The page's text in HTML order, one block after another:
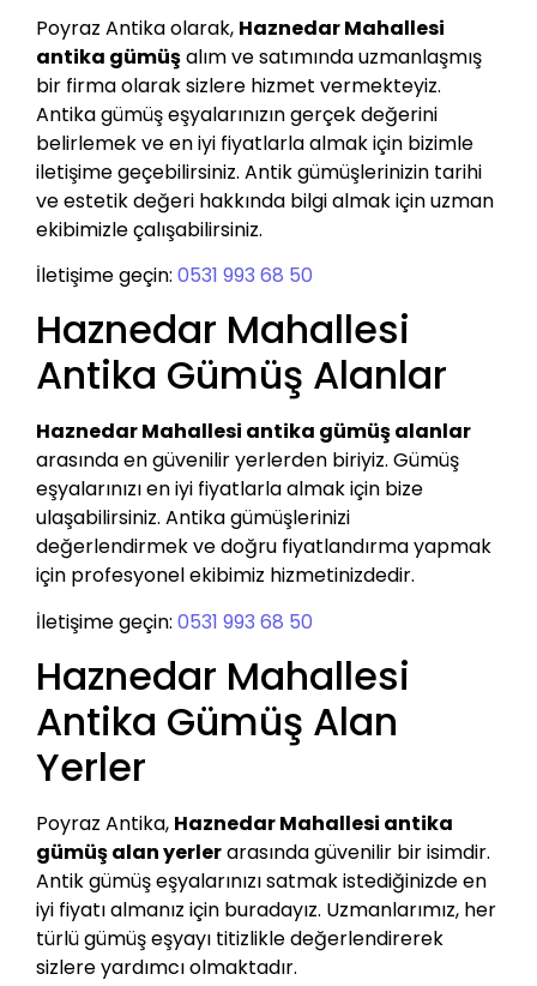
Poyraz Antika olarak, Haznedar Mahallesi
antika gümüşalım ve satımında uzmanlaşmış
bir firma olarak sizlere hizmet vermekteyiz.
Antika gümüş eşyalarınızın gerçek değerini
belirlemek ve en iyi fiyatlarla almak için bizimle
iletişime geçebilirsiniz. Antik gümüşlerinizin tarihi
ve estetik değeri hakkında bilgi almak için uzman
ekibimizle çalışabilirsiniz.
İletişime geçin: 0531 993 68 50
Haznedar Mahallesi
Antika Gümüş Alanlar
Haznedar Mahallesi antika gümüş alanlar
arasında en güvenilir yerlerden biriyiz. Gümüş
eşyalarınızı en iyi fiyatlarla almak için bize
ulaşabilirsiniz. Antika gümüşlerinizi
değerlendirmek ve doğru fiyatlandırma yapmak
için profesyonel ekibimiz hizmetinizdedir.
İletişime geçin: 0531 993 68 50
Haznedar Mahallesi
Antika Gümüş Alan
Yerler
Poyraz Antika, Haznedar Mahallesi antika
gümüş alan yerlerarasında güvenilir bir isimdir.
Antik gümüş eşyalarınızı satmak istediğinizde en
iyi fiyatı almanız için buradayız. Uzmanlarımız, her
türlü gümüş eşyayı titizlikle değerlendirerek
sizlere yardımcı olmaktadır.